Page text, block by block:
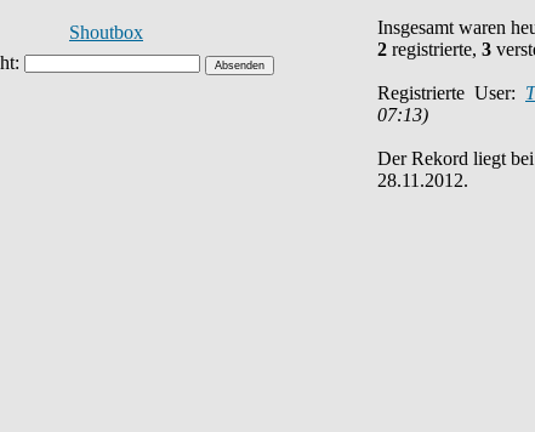
Shoutbox Insgesamt waren
2 registrierte, 3
Registrierte User:
07:13)
Der Rekord liegt bei
28.11.2012.